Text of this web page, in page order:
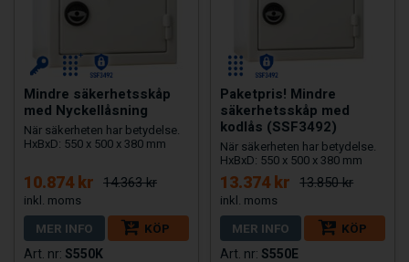
Mindre säkerhetsskåp
med Nyckellåsning
När säkerheten har betydelse.
HxBxD: 550 x 500 x 380 mm
10.874 kr 14.363 kr
MER INFO
KÖP
S550K
Paketpris! Mindre
säkerhetsskåp med
kodlås (SSF3492)
När säkerheten har betydelse.
HxBxD: 550 x 500 x 380 mm
13.374 kr 13.850 kr
MER INFO
KÖP
S550E